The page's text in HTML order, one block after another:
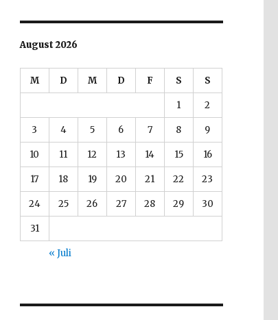
Fleischer, Welver 2017“
August 2026
M D M D F S S
1 2
3 4 5 6 7 8 9
10 11 12 13 14 15 16
17 18 19 20 21 22 23
24 25 26 27 28 29 30
31
« Juli